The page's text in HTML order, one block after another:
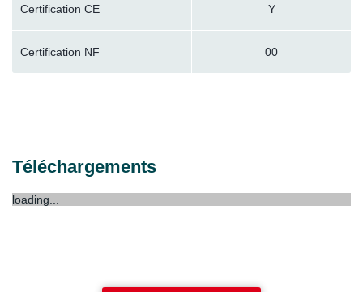
Certification CE Y
Certification NF 00
Téléchargements
loading...